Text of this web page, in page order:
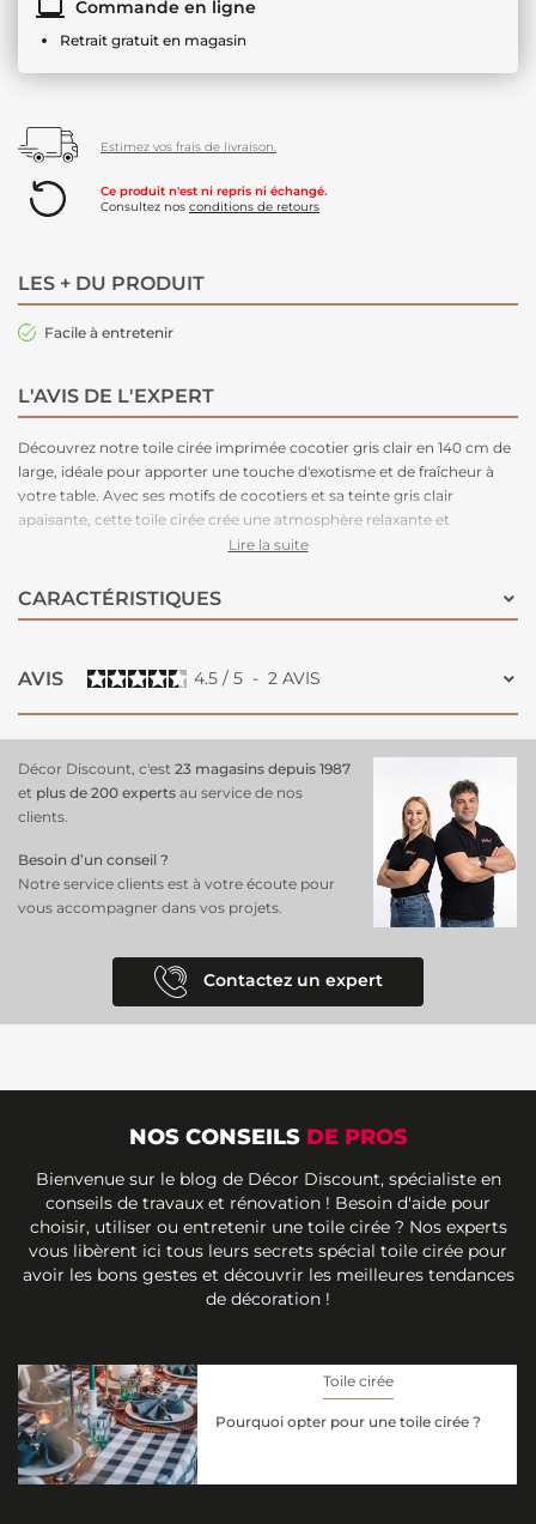
Commande en ligne
Retrait gratuit en magasin
Estimez vos frais de livraison.
Ce produit n'est ni repris ni échangé.
Consultez nos conditions de retours
LES + DU PRODUIT
Facile à entretenir
L'AVIS DE L'EXPERT
Découvrez notre toile cirée imprimée cocotier gris clair en 140 cm de
large, idéale pour apporter une touche d'exotisme et de fraîcheur à
votre table. Avec ses motifs de cocotiers et sa teinte gris clair
apaisante, cette toile cirée crée une atmosphère relaxante et
tendance dans votre intérieur. Imperméable et résistante aux taches,
Très facile à entretenir , il vous suffit de passer un chiffon humide
pour la nettoyer. Parfaite pour un usage quotidien ou des repas en
Lire la suite
CARACTÉRISTIQUES
AVIS 4.5 / 5 - 2 AVIS
Décor Discount, c'est 23 magasins depuis 1987
et plus de 200 experts au service de nos
clients.
Besoin d’un conseil ?
Notre service clients est à votre écoute pour
vous accompagner dans vos projets.
Contactez un expert
NOS CONSEILS DE PROS
Bienvenue sur le blog de Décor Discount, spécialiste en
conseils de travaux et rénovation ! Besoin d'aide pour
choisir, utiliser ou entretenir une toile cirée ? Nos experts
vous libèrent ici tous leurs secrets spécial toile cirée pour
avoir les bons gestes et découvrir les meilleures tendances
de décoration !
Toile cirée
Pourquoi opter pour une toile cirée ?